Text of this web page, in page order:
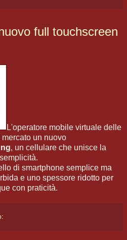
full touchscreen
L'operatore mobile virtuale delle
mercato un nuovo
, un cellulare che unisce la
di smartphone semplice ma
e uno spessore ridotto per
con praticità.